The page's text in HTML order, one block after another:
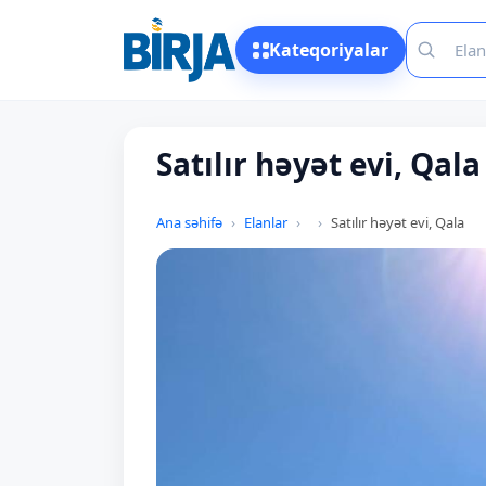
Kateqoriyalar
Satılır həyət evi, Qala
Ana səhifə Elanlar Satılır həyət evi, Qala